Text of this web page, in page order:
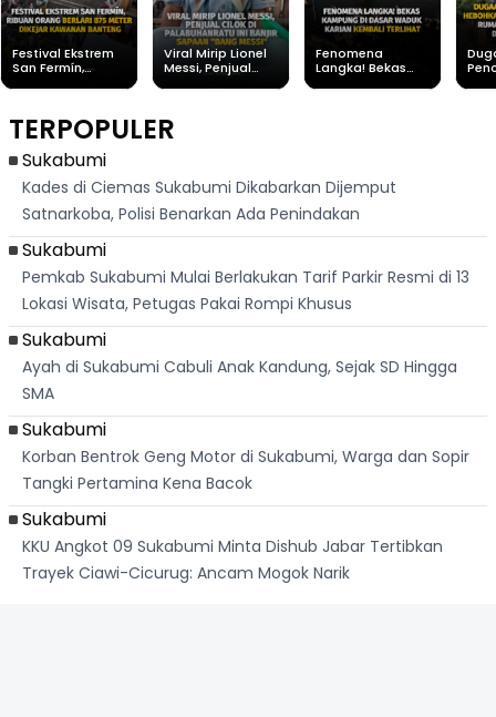
Festival Ekstrem
San Fermín,
Banteng
Viral Mirip Lionel
Messi, Penjual
"Bang Messi"
Fenomena
Langka! Bekas
TERPOPULER
Sukabumi
Kades di Ciemas Sukabumi Dikabarkan Dijemput
Satnarkoba, Polisi Benarkan Ada Penindakan
Sukabumi
Pemkab Sukabumi Mulai Berlakukan Tarif Parkir Resmi di 13
Lokasi Wisata, Petugas Pakai Rompi Khusus
Sukabumi
Ayah di Sukabumi Cabuli Anak Kandung, Sejak SD Hingga
SMA
Sukabumi
Korban Bentrok Geng Motor di Sukabumi, Warga dan Sopir
Tangki Pertamina Kena Bacok
Sukabumi
KKU Angkot 09 Sukabumi Minta Dishub Jabar Tertibkan
Trayek Ciawi-Cicurug: Ancam Mogok Narik